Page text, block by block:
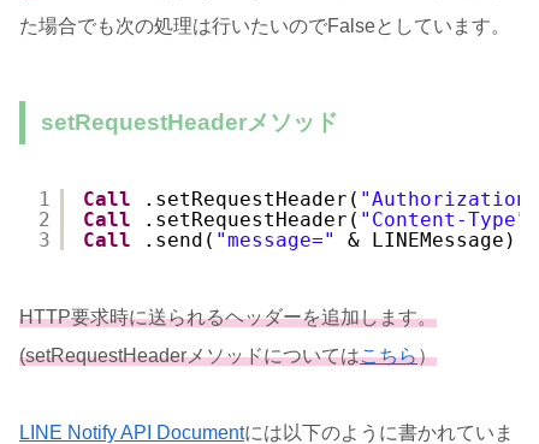
た場合でも次の処理は行いたいのでFalseとしています。
setRequestHeaderメソッド
1
2
3
Call .setRequestHeader( "Authorization"
Call
.setRequestHeader( "Content-Type"
Call
.send( "message=" & LINEMessage)
HTTP要求時に送られるヘッダーを追加します。
(setRequestHeaderメソッドについてはこちら）
LINE Notify API Documentには以下のように書かれていま